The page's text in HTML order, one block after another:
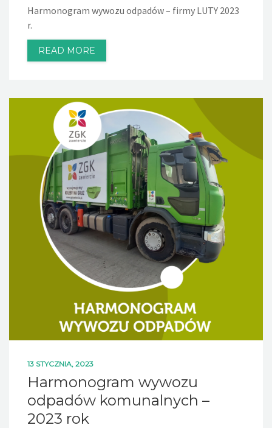
Harmonogram wywozu odpadów – firmy LUTY 2023
r.
READ MORE
13 STYCZNIA, 2023
Harmonogram wywozu
odpadów komunalnych –
2023 rok